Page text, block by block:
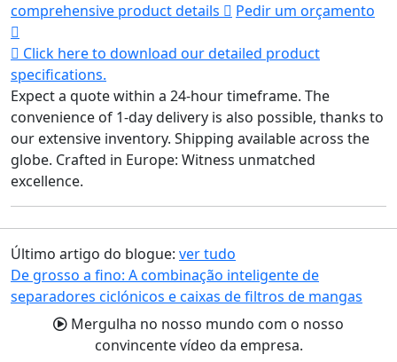
comprehensive product details
Pedir um orçamento
Click here to download our detailed product
specifications.
Expect a quote within a 24-hour timeframe. The
convenience of 1-day delivery is also possible, thanks to
our extensive inventory. Shipping available across the
globe. Crafted in Europe: Witness unmatched
excellence.
Último artigo do blogue: ver tudo
De grosso a fino: A combinação inteligente de
separadores ciclónicos e caixas de filtros de mangas
Mergulha no nosso mundo com o nosso
convincente vídeo da empresa.